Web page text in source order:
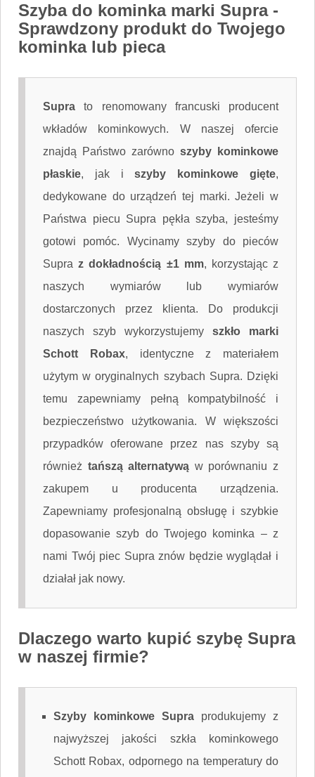
Szyba do kominka marki Supra-
Sprawdzony produkt do Twojego
kominka lub pieca
Supra to renomowany francuski producent
wkładów kominkowych. W naszej ofercie
znajdą Państwo zarówno szyby kominkowe
płaskie, jak iszyby kominkowe gięte,
dedykowane do urządzeń tej marki. Jeżeli w
Państwa piecu Supra pękła szyba, jesteśmy
gotowi pomóc. Wycinamy szyby do pieców
Supraz dokładnością ±1 mm, korzystając z
naszych wymiarów lub wymiarów
dostarczonych przez klienta. Do produkcji
naszych szyb wykorzystujemy szkło marki
Schott Robax, identyczne z materiałem
użytym w oryginalnych szybach Supra. Dzięki
temu zapewniamy pełną kompatybilność i
bezpieczeństwo użytkowania. W większości
przypadków oferowane przez nas szyby są
również tańszą alternatywą w porównaniu z
zakupem u producenta urządzenia.
Zapewniamy profesjonalną obsługę i szybkie
dopasowanie szyb do Twojego kominka – z
nami Twój piec Supra znów będzie wyglądał i
działał jak nowy.
Dlaczego warto kupić szybę Supra
w naszej firmie?
Szyby kominkowe Supra produkujemy z
najwyższej jakości szkła kominkowego
Schott Robax, odpornego na temperatury do